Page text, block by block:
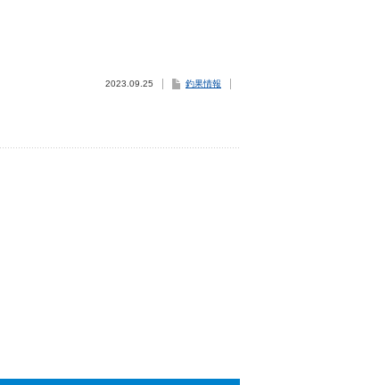
2023.09.25 釣果情報